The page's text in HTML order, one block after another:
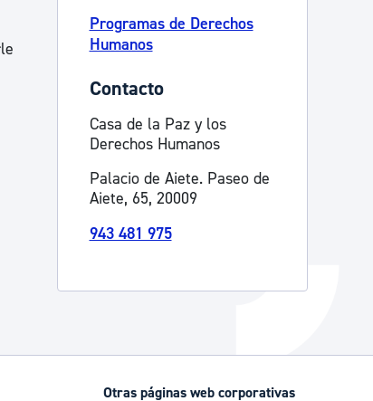
Catálogo de trámites
Ayuda a la tramitación
Programas de Derechos
Humanos
Contacto
Casa de la Paz y los
Derechos Humanos
Palacio de Aiete. Paseo de
Aiete, 65, 20009
943 481 975
Otras páginas web corporativas